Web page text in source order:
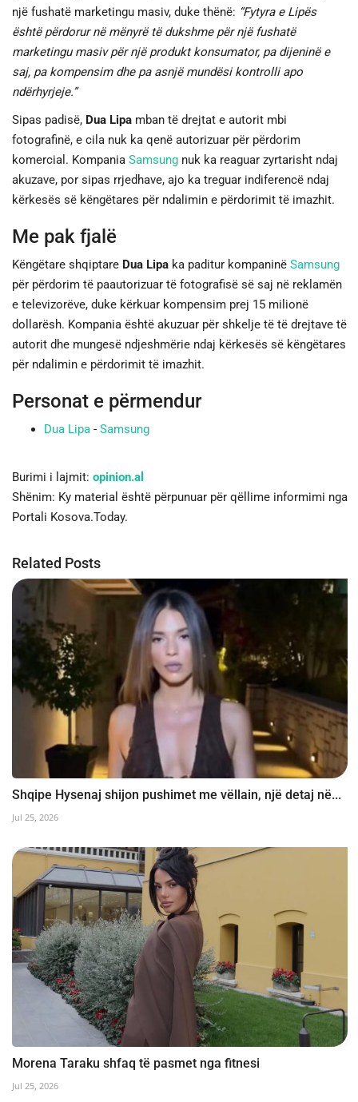
një fushatë marketingu masiv, duke thënë: “Fytyra e Lipës
është përdorur në mënyrë të dukshme për një fushatë
marketingu masiv për një produkt konsumator, pa dijeninë e
saj, pa kompensim dhe pa asnjë mundësi kontrolli apo
ndërhyrjeje.”
Sipas padisë, Dua Lipa mban të drejtat e autorit mbi
fotografinë, e cila nuk ka qenë autorizuar për përdorim
komercial. Kompania Samsung nuk ka reaguar zyrtarisht ndaj
akuzave, por sipas rrjedhave, ajo ka treguar indiferencë ndaj
kërkesës së këngëtares për ndalimin e përdorimit të imazhit.
Me pak fjalë
Këngëtare shqiptare Dua Lipa ka paditur kompaninë Samsung
për përdorim të paautorizuar të fotografisë së saj në reklamën
e televizorëve, duke kërkuar kompensim prej 15 milionë
dollarësh. Kompania është akuzuar për shkelje të të drejtave të
autorit dhe mungesë ndjeshmërie ndaj kërkesës së këngëtares
për ndalimin e përdorimit të imazhit.
Personat e përmendur
Dua Lipa - Samsung
Burimi i lajmit: opinion.al
Shënim: Ky material është përpunuar për qëllime informimi nga
Portali Kosova.Today.
Related Posts
Shqipe Hysenaj shijon pushimet me vëllain, një detaj në...
Jul 25, 2026
Morena Taraku shfaq të pasmet nga fitnesi
Jul 25, 2026